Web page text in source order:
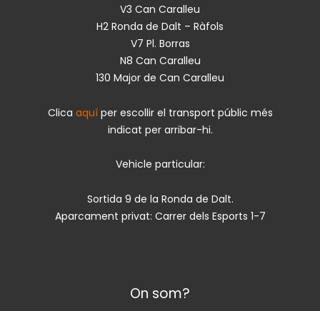
V3 Can Caralleu
H2 Ronda de Dalt – Ràfols
V7 Pl. Borras
N8 Can Caralleu
130 Major de Can Caralleu
Clica aquí per escollir el transport públic més
indicat per arribar-hi.
Vehicle particular:
Sortida 9 de la Ronda de Dalt.
Aparcament privat: Carrer dels Esports 1-7
On som?